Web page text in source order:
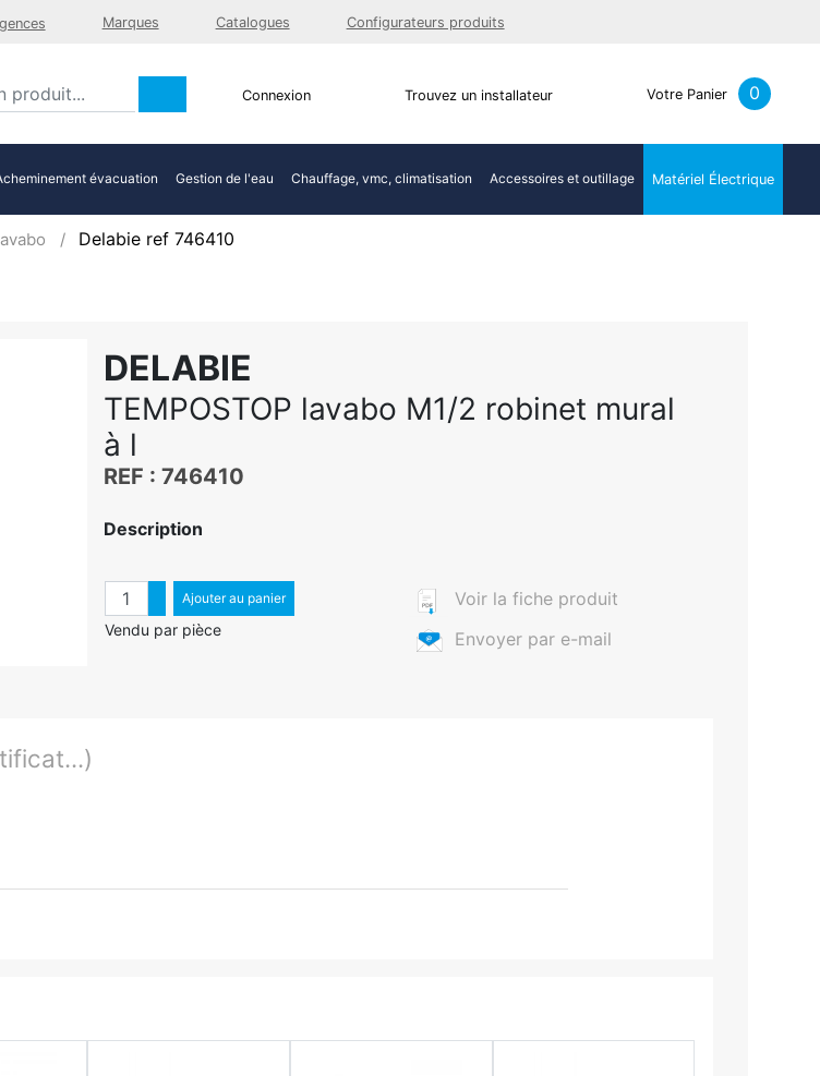
Marques Catalogues Configurateurs produits
Connexion Trouvez un installateur Votre Panier 0
évacuation Gestion de l'eau Chauffage, vmc, climatisation Accessoires et outillage Matériel Électrique
Delabie ref 746410
DELABIE
TEMPOSTOP lavabo M1/2 robinet mural
à l
REF : 746410
Description
QuantitéAugmenter quantité
Diminuer quantité
Ajouter au panier
Vendu par pièce
Voir la fiche produit
Envoyer par e-mail